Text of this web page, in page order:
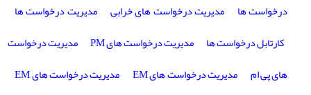
درخواست ها
مدیریت درخواست های خرابی
مدیریت درخواست ها
کارتابل درخواست ها
مدیریت درخواست های PM
مدیریت درخواست
های پی ام
مدیریت درخواست های EM
مدیریت درخواست های EM